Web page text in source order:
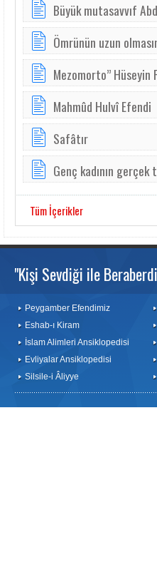
Büyük mutasavvıf
Ömrünün uzun
Mezomorto” Hüseyin
Mahmûd Hulvî Efendi
Safâtır
Genç kadının gerçek
Tüm İçerikler
"Kişi Sevdiği ile
Peygamber Efendimiz
Eshab-ı Kiram
İslam Alimleri Ansiklopedisi
Evliyalar Ansiklopedisi
Silsile-i Âliyye